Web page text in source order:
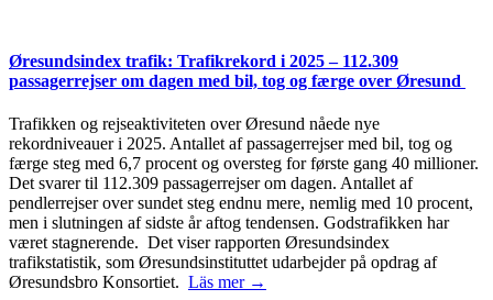
Øresundsindex trafik: Trafikrekord i 2025 – 112.309
passagerrejser om dagen med bil, tog og færge over Øresund
Trafikken og rejseaktiviteten over Øresund nåede nye
rekordniveauer i 2025. Antallet af passagerrejser med bil, tog og
færge steg med 6,7 procent og oversteg for første gang 40 millioner.
Det svarer til 112.309 passagerrejser om dagen. Antallet af
pendlerrejser over sundet steg endnu mere, nemlig med 10 procent,
men i slutningen af sidste år aftog tendensen. Godstrafikken har
været stagnerende. Det viser rapporten Øresundsindex
trafikstatistik, som Øresundsinstituttet udarbejder på opdrag af
Øresundsbro Konsortiet. Läs mer →